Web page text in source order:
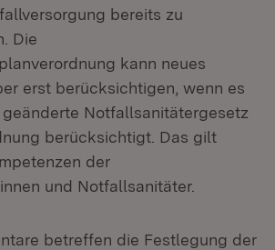
bereits zu
Die
kann neues
erst berücksichtigen, wenn es
Notfallsanitätergesetz
berücksichtigt. Das gilt
der
und Notfallsanitäter.
betreffen die Festlegung der